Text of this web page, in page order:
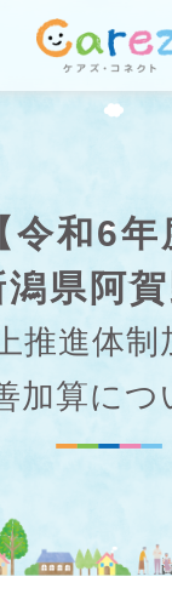
令和6年
潟県阿
推進体制
加算につ